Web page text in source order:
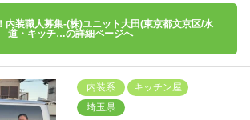
内装職人募集-(株)ユニット大田(東京都文京区/水
道・キッチ…の詳細ページへ
内装系
キッチン屋
埼玉県